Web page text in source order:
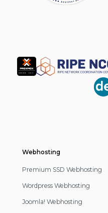
Webhosting
Premium SSD Webhosting
Wordpress Webhosting
Joomla! Webhosting